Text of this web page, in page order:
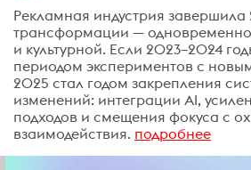
Рекламная индустрия завершила
трансформации — одновременно
и культурной. Если 2023–2024
периодом экспериментов с
2025 стал годом закрепления
изменений: интеграции AI,
подходов и смещения фокуса с
взаимодействия. подробнее